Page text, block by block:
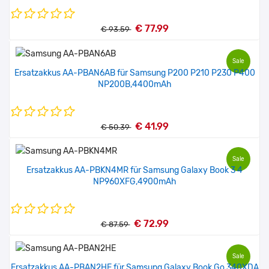
€ 93.59 € 77.99
Sale
Ersatzakkus AA-PBAN6AB für Samsung P200 P210 P230 P400
NP200B,4400mAh
€ 50.39 € 41.99
Sale
Ersatzakkus AA-PBKN4MR für Samsung Galaxy Book 3 4
NP960XFG,4900mAh
€ 87.59 € 72.99
Sale